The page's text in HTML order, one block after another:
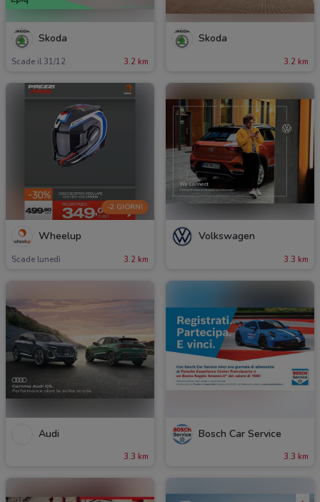
Skoda
Scade il 31/12 3.2 km
Skoda
3.2 km
-2 GIORNI
Wheelup
Scade lunedì 3.2 km
Volkswagen
3.3 km
Audi
3.3 km
Bosch Car Service
3.3 km